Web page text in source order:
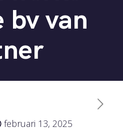
bv van
februari 13, 2025